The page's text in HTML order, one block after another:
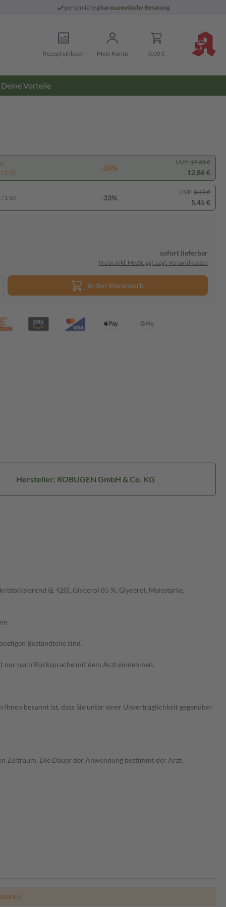
persönliche pharmazeutische Beratung
Rezept einlösen Mein Konto 0,00 €
Deine Vorteile
1 St)
-26%
UVP: 17,35 €
12,86 €
1 St) -33%
UVP: 8,19 €
5,45 €
sofort lieferbar
Preise inkl. MwSt. ggf. zzgl. Versandkosten
In den Warenkorb
Hersteller: ROBUGEN GmbH & Co. KG
(E 420), Glycerol 85 %, Glycerol, Maisstärke,
Bestandteile sind.
nach Rücksprache mit dem Arzt einnehmen.
bekannt ist, dass Sie unter einer Unverträglichkeit gegenüber
Zeitraum. Die Dauer der Anwendung bestimmt der Arzt.